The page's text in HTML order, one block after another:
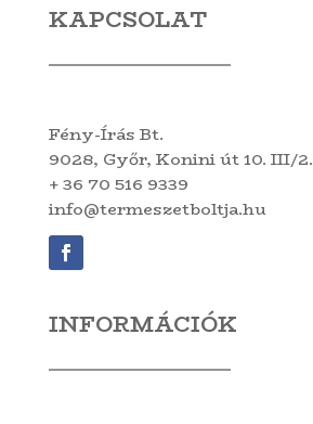
KAPCSOLAT
Fény-Írás Bt.
9028, Győr, Konini út 10. III/2.
+ 36 70 516 9339
info@termeszetboltja.hu
INFORMÁCIÓK